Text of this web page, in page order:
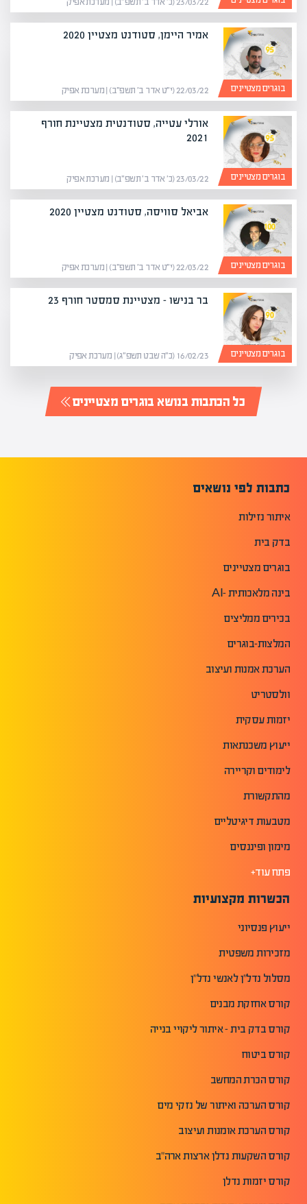
23/03/22 (כ׳ אדר ב׳ תשפ״ב) | מערכת אפיק
בוגרים מצטיינים
אמיר היימן, סטודנט מצטיין 2020
22/03/22 (י״ט אדר ב׳ תשפ״ב) | מערכת אפיק
בוגרים מצטיינים
אורלי עטייה, סטודנטית מצטיינת חורף
2021
23/03/22 (כ׳ אדר ב׳ תשפ״ב) | מערכת אפיק
בוגרים מצטיינים
אביאל סוויסה, סטודנט מצטיין 2020
22/03/22 (י״ט אדר ב׳ תשפ״ב) | מערכת אפיק
בוגרים מצטיינים
בר בנישו – מצטיינת סמסטר חורף 23
16/02/23 (כ״ה שבט תשפ״ג) | מערכת אפיק
כל הכתבות בנושא בוגרים מצטיינים
כתבות לפי נושאים
איתור נזילות
בדק בית
בוגרים מצטיינים
בינה מלאכותית -AI
בכירים ממליצים
המלצות-בוגרים
הערכת אמנות ועיצוב
וולסטריט
יזמות עסקית
ייעוץ משכנתאות
לימודים וקריירה
מהתקשורת
מטבעות דיגיטליים
מימון ופיננסים
פתח עוד+
הכשרות מקצועיות
ייעוץ פנסיוני
מזכירות משפטית
מסלול נדל"ן לאנשי נדל"ן
קורס אחזקת מבנים
קורס בדק בית - איתור ליקויי בנייה
קורס ביטוח
קורס הכרת המחשב
קורס הערכה ואיתור של נזקי מים
קורס הערכת אומנות ועיצוב
קורס השקעות נדלן ארצות ארה"ב
קורס יזמות נדלן